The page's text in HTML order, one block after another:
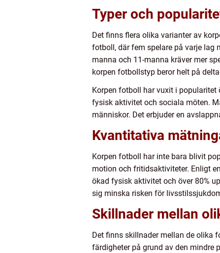
Typer och
Det finns flera olika varianter av
fotboll, där fem spelare på varje lag
manna och 11-manna kräver mer
korpen fotbollstyp beror helt på
Korpen fotboll har vuxit i
fysisk aktivitet och sociala möten.
människor. Det erbjuder en
Kvantitativa
Korpen fotboll har inte bara blivit
motion och fritidsaktiviteter. Enligt
ökad fysisk aktivitet och över 80%
sig minska risken för
Skillnader mellan
Det finns skillnader mellan de olika
färdigheter på grund av den mindre